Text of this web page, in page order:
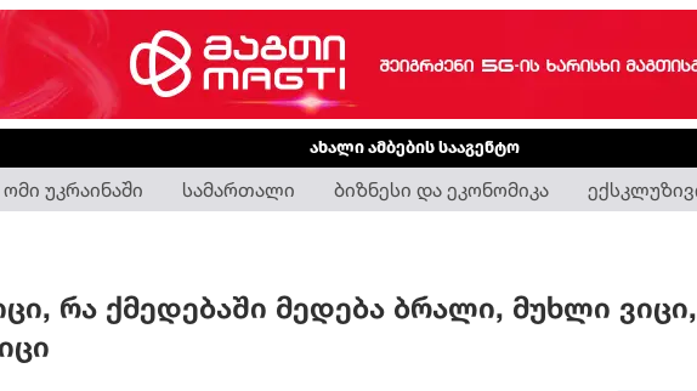
ახალი ამბების სააგენტო
ომი უკრაინაში სამართალი ბიზნესი და ეკონომიკა
რა ქმედებაში მედება ბრალი, მუხლი ვიცი,